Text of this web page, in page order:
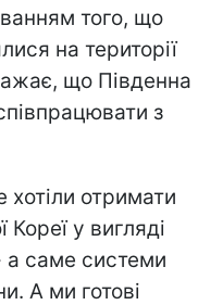
того, що
на території
що Південна
з
отримати
Кореї у вигляді
а саме системи
А ми готові